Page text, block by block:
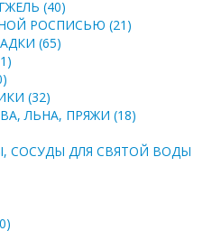
(40)
РОСПИСЬЮ (21)
(65)
(32)
ЛЬНА, ПРЯЖИ (18)
СОСУДЫ ДЛЯ СВЯТОЙ ВОДЫ